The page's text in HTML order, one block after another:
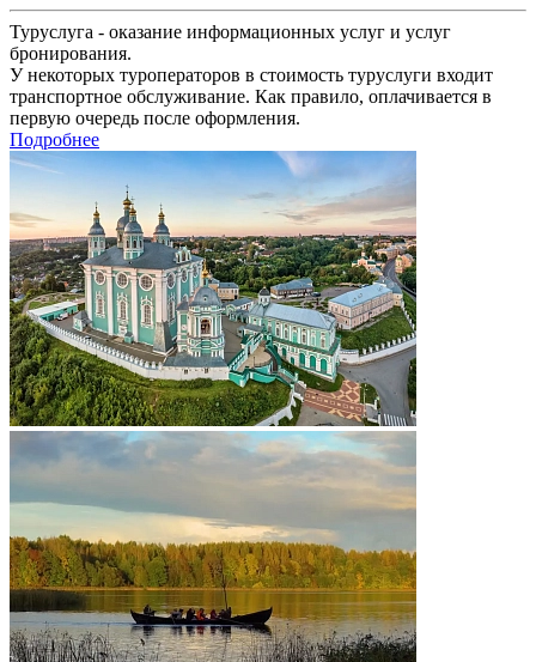
Туруслуга - оказание информационных услуг и услуг
бронирования.
У некоторых туроператоров в стоимость туруслуги входит
транспортное обслуживание. Как правило, оплачивается в
первую очередь после оформления.
Подробнее